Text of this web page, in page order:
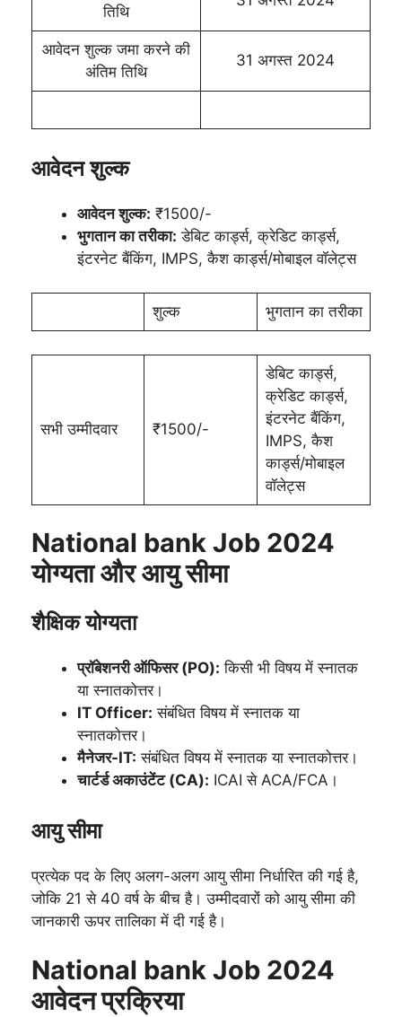
तिथि
आवेदन शुल्क जमा करने की
अंतिम तिथि
31 अगस्त 2024
आवेदन शुल्क
आवेदन शुल्क: ₹1500/-
भुगतान का तरीका: डेबिट कार्ड्स, क्रेडिट कार्ड्स,
इंटरनेट बैंकिंग, IMPS, कैश कार्ड्स/मोबाइल वॉलेट्स
शुल्क भुगतान का तरीका
सभी उम्मीदवार ₹1500/-
डेबिट कार्ड्स,
क्रेडिट कार्ड्स,
इंटरनेट बैंकिंग,
IMPS, कैश
कार्ड्स/मोबाइल
वॉलेट्स
National bank Job 2024
योग्यता और आयु सीमा
शैक्षिक योग्यता
प्रॉबेशनरी ऑफिसर (PO): किसी भी विषय में स्नातक
या स्नातकोत्तर।
IT Officer: संबंधित विषय में स्नातक या
स्नातकोत्तर।
मैनेजर-IT: संबंधित विषय में स्नातक या स्नातकोत्तर।
चार्टर्ड अकाउंटेंट (CA): ICAI से ACA/FCA।
आयु सीमा
प्रत्येक पद के लिए अलग-अलग आयु सीमा निर्धारित की गई है,
जोकि 21 से 40 वर्ष के बीच है। उम्मीदवारों को आयु सीमा की
जानकारी ऊपर तालिका में दी गई है।
National bank Job 2024
आवेदन प्रक्रिया